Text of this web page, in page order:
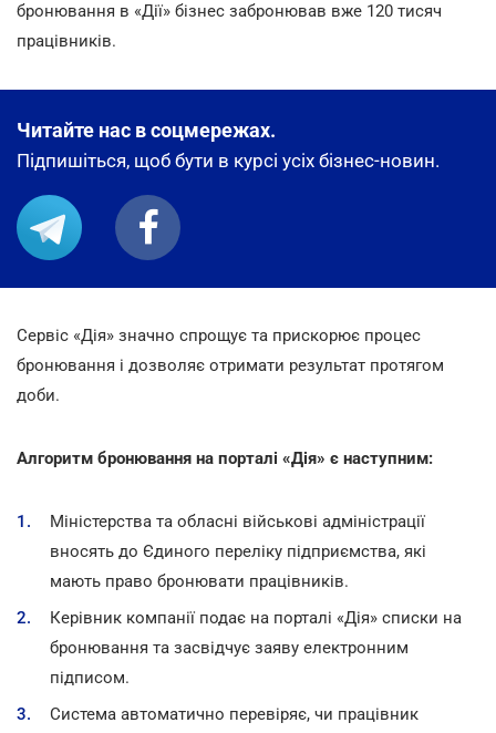
бронювання в «Дії» бізнес забронював вже 120 тисяч
працівників.
Читайте нас в соцмережах.
Підпишіться, щоб бути в курсі усіх бізнес-новин.
Сервіс «Дія» значно спрощує та прискорює процес
бронювання і дозволяє отримати результат протягом
доби.
Алгоритм бронювання на порталі «Дія» є наступним:
Міністерства та обласні військові адміністрації
вносять до Єдиного переліку підприємства, які
мають право бронювати працівників.
Керівник компанії подає на порталі «Дія» списки на
бронювання та засвідчує заяву електронним
підписом.
Система автоматично перевіряє, чи працівник